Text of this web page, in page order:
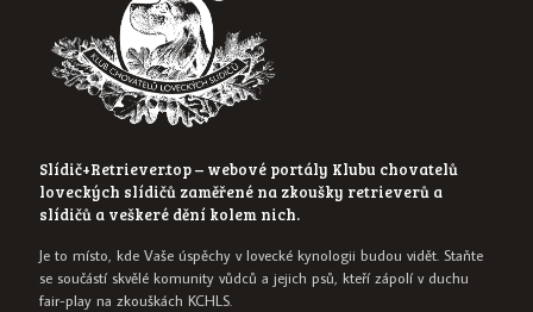
Slídič+Retriever.top – webové portály Klubu chovatelů
loveckých slídičů zaměřené na zkoušky retrieverů a
slídičů a veškeré dění kolem nich.
Je to místo, kde Vaše úspěchy v lovecké kynologii budou vidět. Staňte
se součástí skvělé komunity vůdců a jejich psů, kteří zápolí v duchu
fair-play na zkouškách KCHLS.